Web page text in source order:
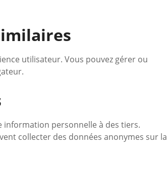
utilisateur. Vous pouvez gérer ou
information personnelle à des tiers.
collecter des données anonymes sur la